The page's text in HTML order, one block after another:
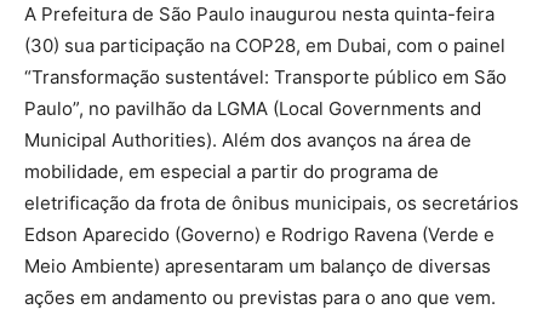
A Prefeitura de São Paulo inaugurou nesta quinta-feira
(30) sua participação na COP28, em Dubai, com o painel
“Transformação sustentável: Transporte público em São
Paulo”, no pavilhão da LGMA (Local Governments and
Municipal Authorities). Além dos avanços na área de
mobilidade, em especial a partir do programa de
eletrificação da frota de ônibus municipais, os secretários
Edson Aparecido (Governo) e Rodrigo Ravena (Verde e
Meio Ambiente) apresentaram um balanço de diversas
ações em andamento ou previstas para o ano que vem.